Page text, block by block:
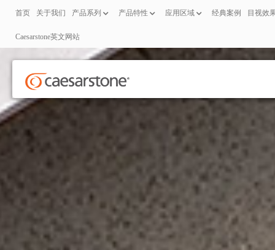
首页 关于我们 产品系列 产品特性 应用区域 经典案例 目视效
Caesarstone英文网站